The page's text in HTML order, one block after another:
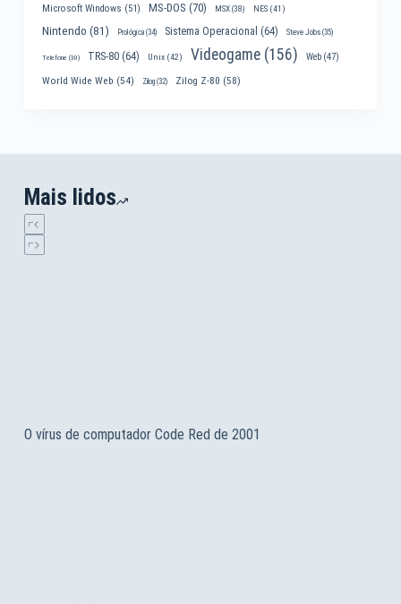
Microsoft Windows (51) MS-DOS (70) MSX(38) NES(41)
Nintendo (81) Prológica(34) Sistema Operacional (64) Steve Jobs(35)
Telefone (30) TRS-80(64) Unix(42) Videogame(156) Web(47)
World Wide Web (54) Zilog(32) Zilog Z-80 (58)
Mais lidos
O vírus de computador Code Red de 2001